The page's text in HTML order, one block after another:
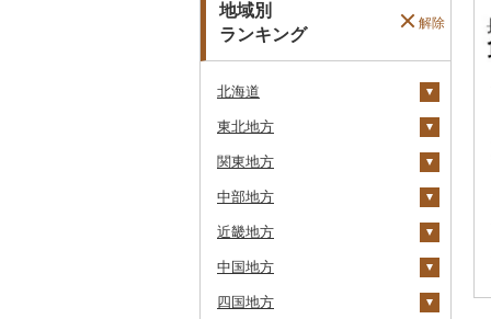
地域別
ランキング
解除
北海道
安平町
八雲町
鹿部町
江差町
白老町
せたな町
東北地方
青森県
十和田市
大鰐町
南部町
五戸町
岩手県
宮古市
軽米町
岩手町
宮城県
柴田町
色麻町
秋田県
大潟村
山形県
関東地方
茨城県
土浦市
取手市
つくば市
栃木県
那須塩原市
市貝町
群馬県
榛東村
埼玉県
中部地方
新潟県
十日町市
弥彦村
富山県
射水市
石川県
近畿地方
三重県
鈴鹿市
滋賀県
中国地方
鳥取県
四国地方